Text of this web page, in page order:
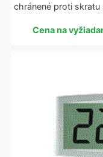
chránené proti skratu
Cena na